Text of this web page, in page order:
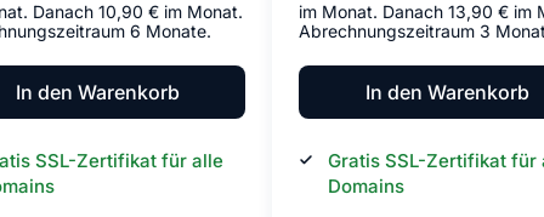
Danach 10,90 € im Monat.
6 Monate.
In den Warenkorb
SSL-Zertifikat für alle
im Monat. Danach 13,90 € im
Abrechnungszeitraum 3
In den Warenkorb
Gratis SSL-Zertifikat für
Domains